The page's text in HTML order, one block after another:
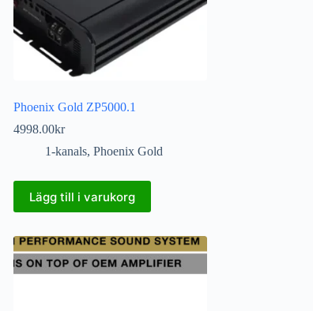
Phoenix Gold ZP5000.1
4998.00kr
1-kanals, Phoenix Gold
Lägg till i varukorg